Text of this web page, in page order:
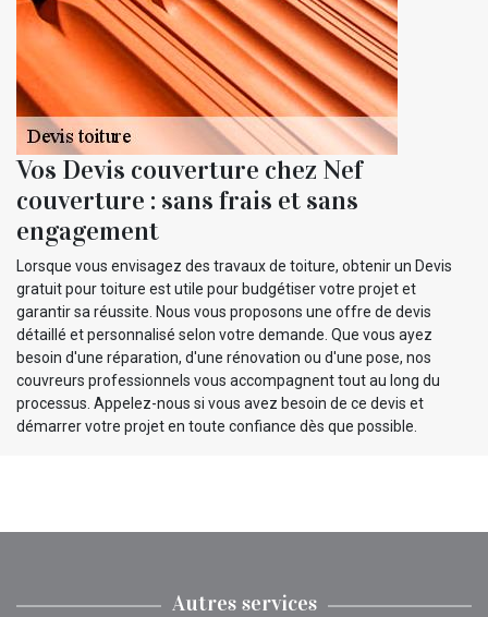
Vos Devis couverture chez Nef
couverture : sans frais et sans
engagement
Lorsque vous envisagez des travaux de toiture, obtenir un Devis
gratuit pour toiture est utile pour budgétiser votre projet et
garantir sa réussite. Nous vous proposons une offre de devis
détaillé et personnalisé selon votre demande. Que vous ayez
besoin d'une réparation, d'une rénovation ou d'une pose, nos
couvreurs professionnels vous accompagnent tout au long du
processus. Appelez-nous si vous avez besoin de ce devis et
démarrer votre projet en toute confiance dès que possible.
Autres services